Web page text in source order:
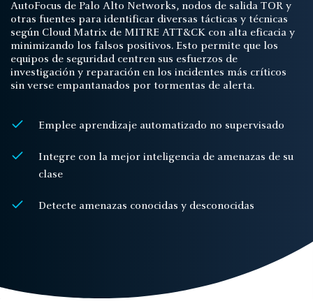
AutoFocus de Palo Alto Networks, nodos de salida TOR y
otras fuentes para identificar diversas tácticas y técnicas
según Cloud Matrix de MITRE ATT&CK con alta eficacia y
minimizando los falsos positivos. Esto permite que los
equipos de seguridad centren sus esfuerzos de
investigación y reparación en los incidentes más críticos
sin verse empantanados por tormentas de alerta.
Emplee aprendizaje automatizado no supervisado
Integre con la mejor inteligencia de amenazas de su
clase
Detecte amenazas conocidas y desconocidas